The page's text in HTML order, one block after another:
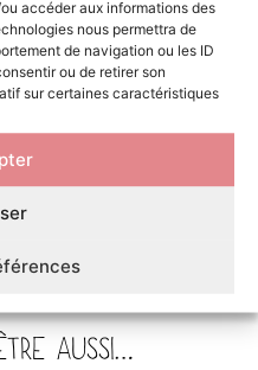
accéder aux informations des
nous permettra de
de navigation ou les ID
ou de retirer son
sur certaines caractéristiques
idéal pour combler
ses besoins
votre chat. En
divers jouets un
autres jouets
un tunnel, des
AUSSI…